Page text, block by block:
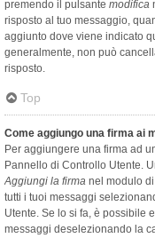
premendo il pulsante modifica
risposto al tuo messaggio,
aggiunto dove viene indicato
generalmente, non può
risposto.
Top
Come aggiungo una firma ai
Per aggiungere una firma ad
Pannello di Controllo Utente.
Aggiungi la firma nel modulo
tutti i tuoi messaggi
Utente. Se lo si fa, è possibile
messaggi deselezionando la